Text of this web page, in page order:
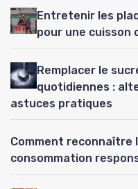
Entretenir les
pour une cuisson
Remplacer le
quotidiennes :
astuces pratiques
Comment reconnaître
consommation